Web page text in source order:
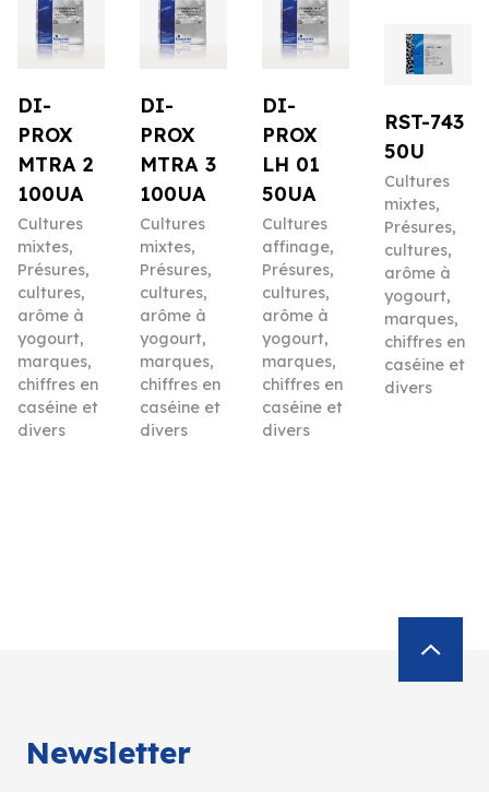
DI-
PROX
MTRA 2
100UA
Cultures
mixtes,
Présures,
cultures,
arôme à
yogourt,
marques,
chiffres en
caséine et
divers
DI-
PROX
MTRA 3
100UA
Cultures
mixtes,
Présures,
cultures,
arôme à
yogourt,
marques,
chiffres en
caséine et
divers
DI-
PROX
LH 01
50UA
Cultures
affinage,
Présures,
cultures,
arôme à
yogourt,
marques,
chiffres en
caséine et
divers
RST-743
50U
Cultures
mixtes,
Présures,
cultures,
arôme à
yogourt,
marques,
chiffres en
caséine et
divers
Newsletter